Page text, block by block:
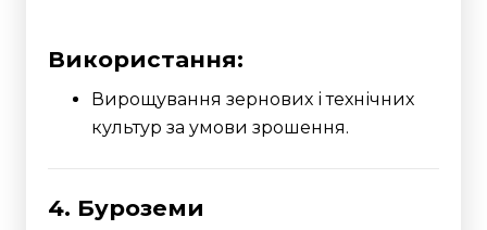
Використання:
Вирощування зернових і технічних
культур за умови зрошення.
4. Буроземи